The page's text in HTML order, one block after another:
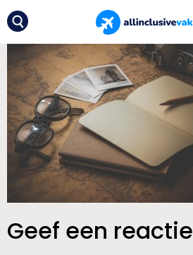
Geef een reactie